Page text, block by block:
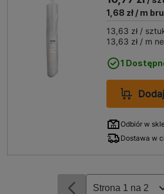
1,68 zł / m
13,63 zł /
13,63 zł / m
1
Dodaj
Odbiór w
Dostawa w